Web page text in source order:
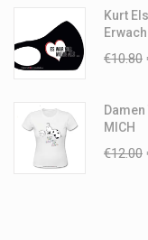
Kurt
€10.80
Damen
MICH
€12.00